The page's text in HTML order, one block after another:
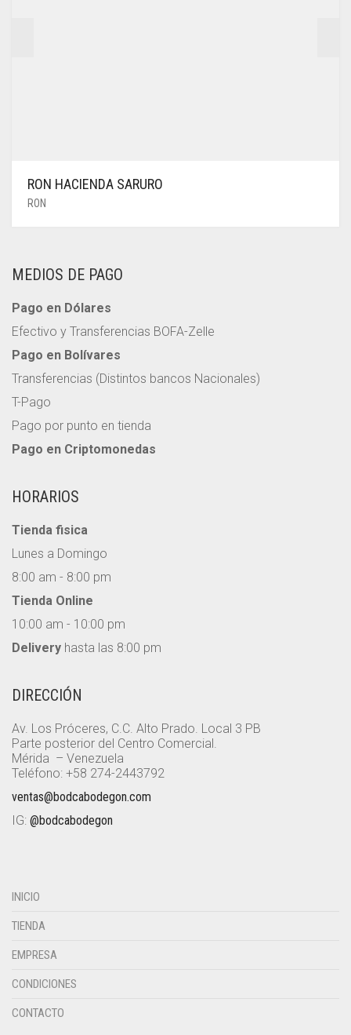
RON HACIENDA SARURO
RON
MEDIOS DE PAGO
Pago en Dólares
Efectivo y Transferencias BOFA-Zelle
Pago en Bolívares
Transferencias (Distintos bancos Nacionales)
T-Pago
Pago por punto en tienda
Pago en Criptomonedas
HORARIOS
Tienda fisica
Lunes a Domingo
8:00 am - 8:00 pm
Tienda Online
10:00 am - 10:00 pm
Delivery hasta las 8:00 pm
DIRECCIÓN
Av. Los Próceres, C.C. Alto Prado. Local 3 PB
Parte posterior del Centro Comercial.
Mérida – Venezuela
Teléfono: +58 274-2443792
ventas@bodcabodegon.com
IG: @bodcabodegon
INICIO
TIENDA
EMPRESA
CONDICIONES
CONTACTO